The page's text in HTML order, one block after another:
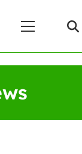
Principale